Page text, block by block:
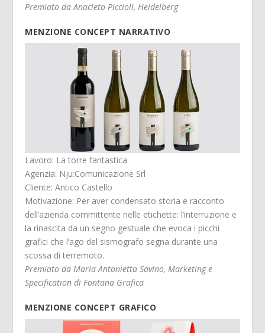
Premiato da Anacleto Piccioli, Heidelberg
MENZIONE CONCEPT NARRATIVO
Lavoro: La torre fantastica
Agenzia: Nju:Comunicazione Srl
Cliente: Antico Castello
Motivazione: Per aver condensato storia e racconto
dell’azienda committente nelle etichette: l’interruzione e
la rinascita da un segno gestuale che evoca i picchi
grafici che l’ago del sismografo segna durante una
scossa di terremoto.
Premiato da Maria Antonietta Savino, Marketing e
Specification di Fontana Grafica
MENZIONE CONCEPT GRAFICO